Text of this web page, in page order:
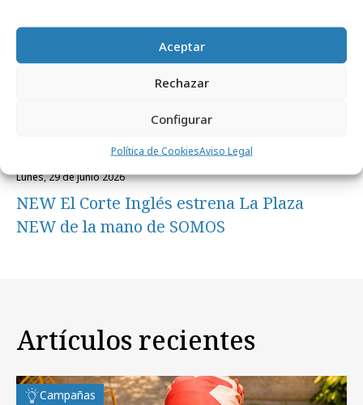
Aceptar
Rechazar
Configurar
Política de CookiesAviso Legal
lunes, 29 de junio 2026
NEW El Corte Inglés estrena La Plaza
NEW de la mano de SOMOS
Artículos recientes
Campañas